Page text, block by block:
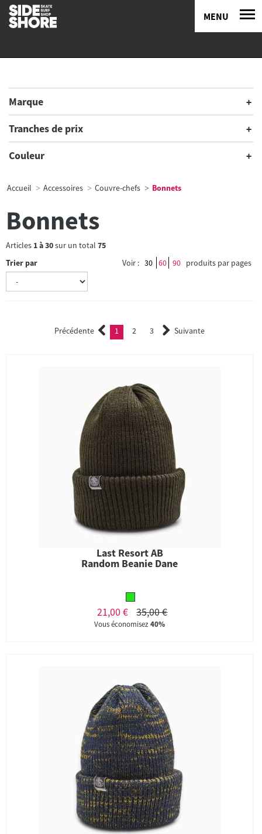
MENU
Marque
Tranches de prix
Couleur
Accueil Accessoires Couvre-chefs Bonnets
Bonnets
Articles 1à30sur un total 75
Trier par
Voir : 30 60 90 produits par pages
Précédente 1 (current)
2 3 Suivante
Last Resort AB
Random Beanie Dane
21,00 € 35,00 €
Vous économisez40%